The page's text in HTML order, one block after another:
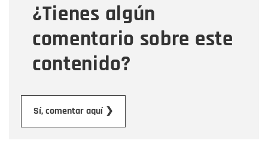
¿Tienes algún
comentario sobre este
contenido?
Sí, comentar aquí ❯
Mensaje